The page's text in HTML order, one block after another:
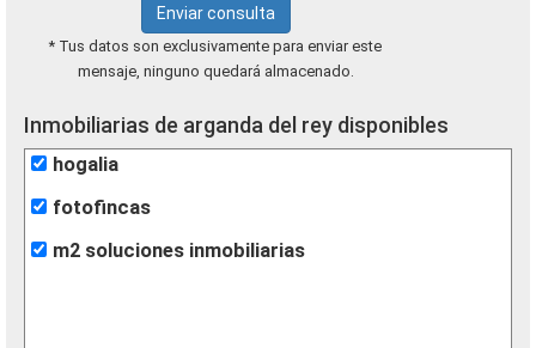
Enviar consulta
* Tus datos son exclusivamente para enviar este
mensaje, ninguno quedará almacenado.
Inmobiliarias de arganda del rey disponibles
hogalia
fotofincas
m2 soluciones inmobiliarias